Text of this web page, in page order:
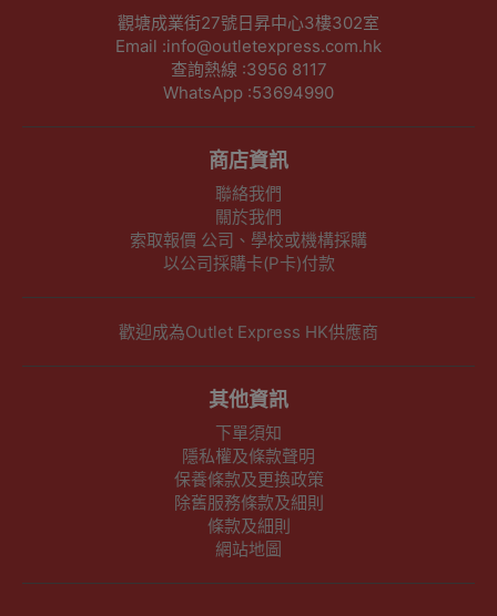
觀塘成業街27號日昇中心3樓302室
Email :info@outletexpress.com.hk
查詢熱線 :3956 8117
WhatsApp :53694990
商店資訊
聯絡我們
關於我們
索取報價 公司、學校或機構採購
以公司採購卡(P卡)付款
歡迎成為Outlet Express HK供應商
其他資訊
下單須知
隱私權及條款聲明
保養條款及更換政策
除舊服務條款及細則
條款及細則
網站地圖